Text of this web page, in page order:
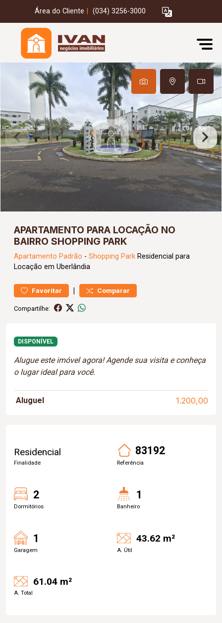
Área do Cliente (034) 3256-3000
APARTAMENTO PARA LOCAÇÃO NO
BAIRRO SHOPPING PARK
Apartamento Padrão - Shopping Park Residencial para
Locação em Uberlândia
Favoritar | Comparar
Compartilhe:
DISPONÍVEL
Alugue este imóvel agora! Agende sua visita e conheça
o lugar ideal para você.
Aluguel 1.200,00
Residencial
Finalidade
83192
Referência
2
Dormitórios
1
Banheiro
1
Garagem
43.62 m²
A. Útil
61.04 m²
A. Total